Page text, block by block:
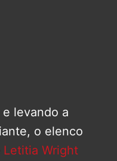
levando a
o elenco
Letitia Wright